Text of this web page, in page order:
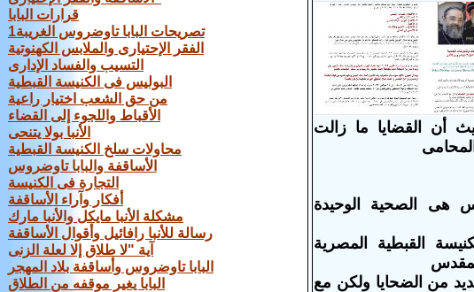
قرارات البابا
تصريحات البابا تاوضروس الغريبة1
الفقر الإحتيارى والملابس الكهنوتية
التسيب والفساد الإدارى
البوليس فى الكنيسة القبطية
من حق الشعب اختيار راعية
الأقباط واللجوء إلى القضاء
الأنبا بولا يتنحى
محاولات سلخ الكنيسة القبطية
الأساقفة والبابا تاوضروس
التجارة فى الكنيسة
أفكار وآراء الأساقفة
مشكلة الأنبا مايكل والأنبا مارك
رسالة للأنبا رافائيل وأقوال الأساقفة
آية "لا طلاق إلا لعلة الزنى
البابا تاوضروس وأساقفة بلاد المهجر
البابا يغير موقفه من الطلاق
أن القضايا ما زالت
هى الصحية الوحيدة
بالكنيسة القبطية المصرية
من الضحايا ولكن مع